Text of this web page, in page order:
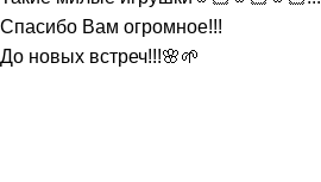
Спасибо Вам огромное!!!
До новых встреч!!!🌸🌱